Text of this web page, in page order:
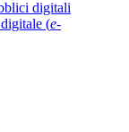
digitali
(e-